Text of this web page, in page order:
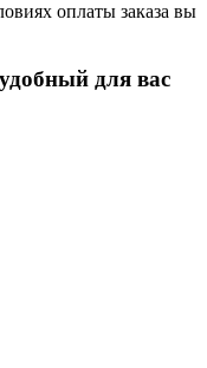
оплаты заказа вы
для вас